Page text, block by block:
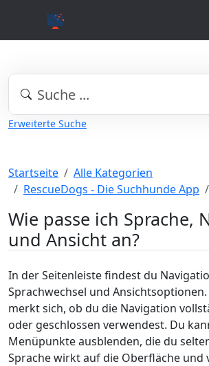
Erweiterte Suche
Startseite
Alle Kategorien
RescueDogs - Die Suchhunde App
Wie passe ich Sprache,
und Ansicht an?
In der Seitenleiste findest du
Sprachwechsel und
merkt sich, ob du die Navigation
oder geschlossen verwendest. Du
Menüpunkte ausblenden, die du
Sprache wirkt auf die Oberfläche und